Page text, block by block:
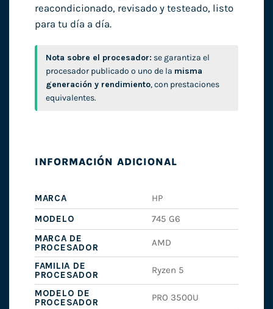
reacondicionado, revisado y testeado, listo
para tu día a día.
Nota sobre el procesador: se garantiza el
procesador publicado o uno de la misma
generación y rendimiento, con prestaciones
equivalentes.
INFORMACIÓN ADICIONAL
MARCA
HP
MODELO
745 G6
MARCA DE
PROCESADOR
AMD
FAMILIA DE
PROCESADOR
Ryzen 5
MODELO DE
PROCESADOR
PRO 3500U